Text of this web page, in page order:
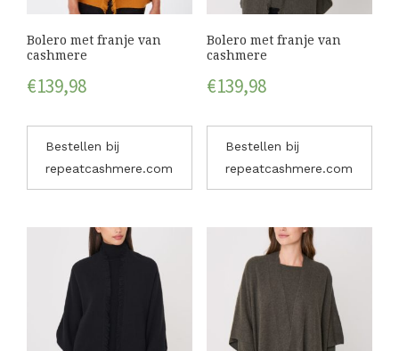
Bolero met franje van
cashmere
€139,98
Bestellen bij
repeatcashmere.com
Bolero met franje van
cashmere
€139,98
Bestellen bij
repeatcashmere.com